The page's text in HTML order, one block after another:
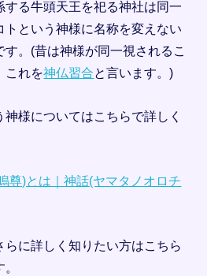
する牛頭天王を祀る神社は同一
という神様に名称を変えない
。(昔は神様が同一視されるこ
これを神仏習合と言います。)
様についてはこちらで詳しく
尊)とは｜神話(ヤマタノオロチ
らに詳しく知りたい方はこちら